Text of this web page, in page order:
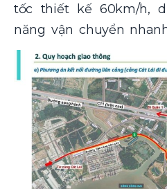
tốc thiết kế 60km/h,
năng vận chuyển